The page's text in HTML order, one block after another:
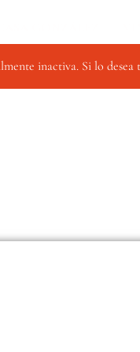
inactiva. Si lo